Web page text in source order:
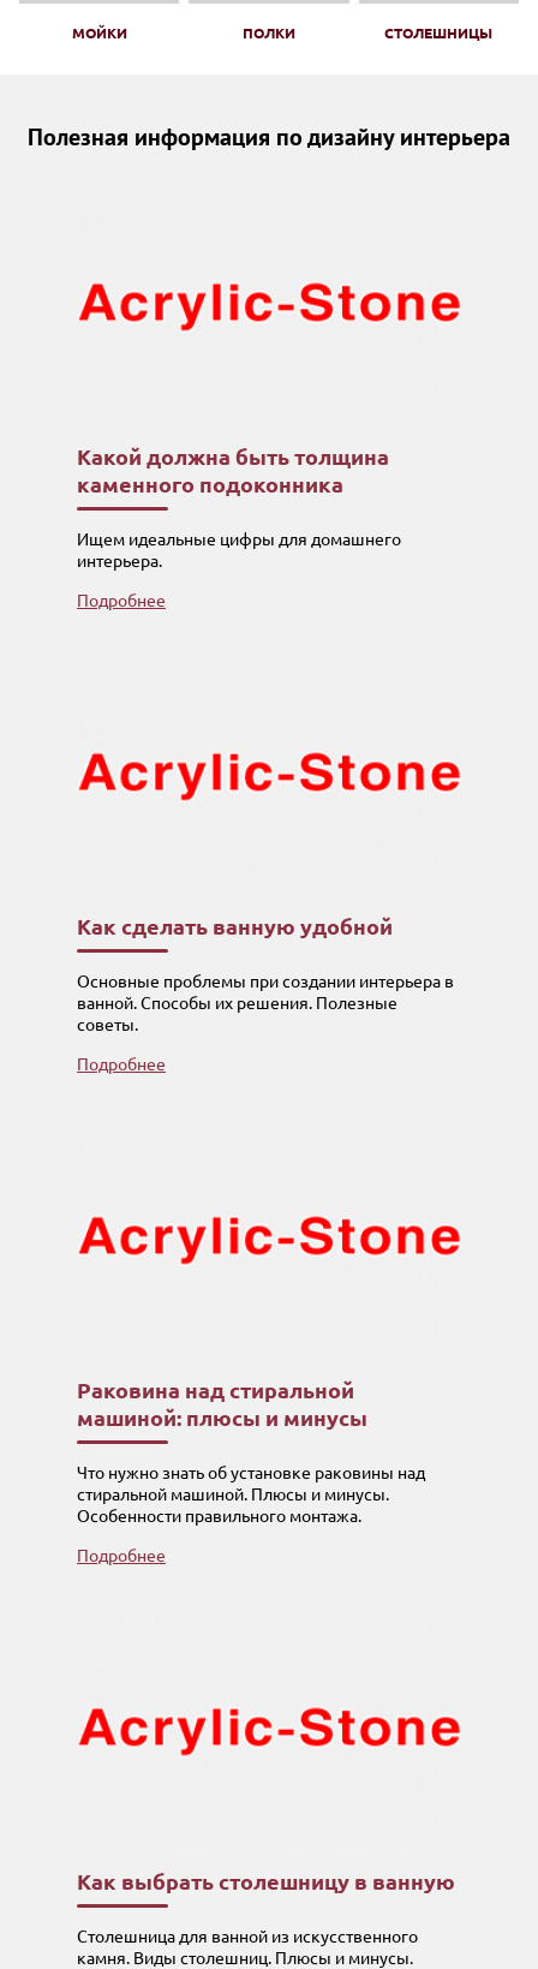
МОЙКИ ПОЛКИ СТОЛЕШНИЦЫ
Полезная информация по дизайну интерьера
Какой должна быть толщина
каменного подоконника
Ищем идеальные цифры для домашнего
интерьера.
Подробнее
Как сделать ванную удобной
Основные проблемы при создании интерьера в
ванной. Способы их решения. Полезные
советы.
Подробнее
Раковина над стиральной
машиной: плюсы и минусы
Что нужно знать об установке раковины над
стиральной машиной. Плюсы и минусы.
Особенности правильного монтажа.
Подробнее
Как выбрать столешницу в ванную
Столешница для ванной из искусственного
камня. Виды столешниц. Плюсы и минусы.